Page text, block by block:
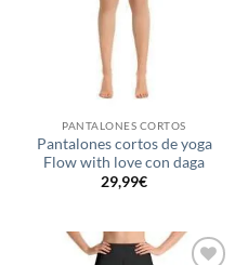
PANTALONES CORTOS
Pantalones cortos de yoga
Flow with love con daga
29,99€